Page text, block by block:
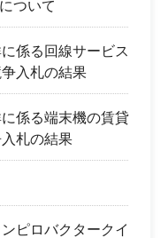
ついて
係る回線サービス
入札の結果
係る端末機の賃貸
札の結果
ピロバクタークイ